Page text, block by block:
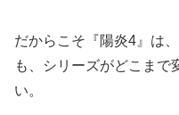
だからこそ『陽炎4』は
も、シリーズがどこまで
い。